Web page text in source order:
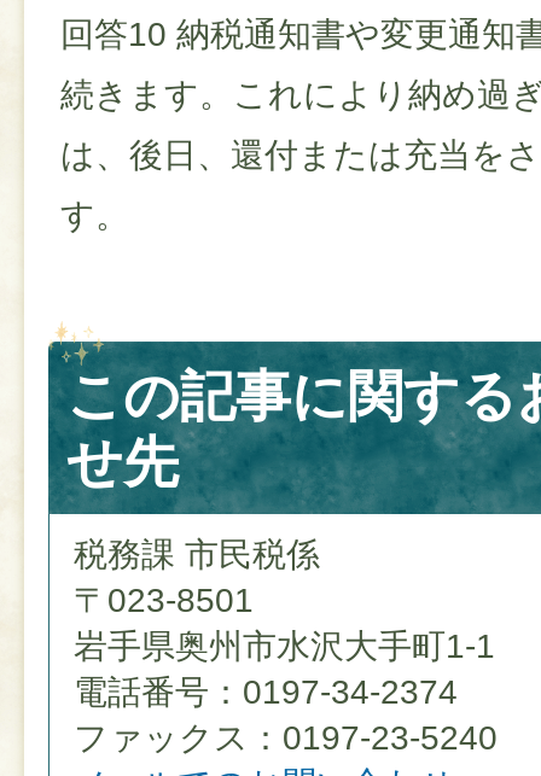
回答10 納税通知書や変更通知
続きます。これにより納め過
は、後日、還付または充当を
す。
この記事に関する
せ先
税務課 市民税係
〒023-8501
岩手県奥州市水沢大手町1-1
電話番号：0197-34-2374
ファックス：0197-23-5240